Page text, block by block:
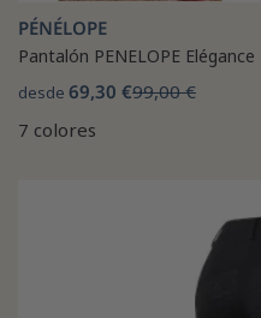
PÉNÉLOPE
Pantalón PENELOPE Elégance
desde 69,30 €99,00 €
7 colores